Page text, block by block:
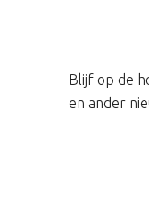
Blijf op de
en ander